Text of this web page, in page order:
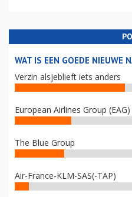
WAT IS EEN GOEDE NIEUWE
Verzin alsjeblieft iets anders
European Airlines Group (EAG)
The Blue Group
Air-France-KLM-SAS(-TAP)